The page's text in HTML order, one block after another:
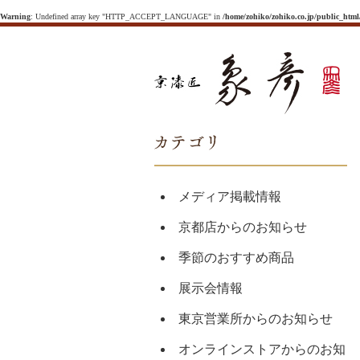
Warning: Undefined array key "HTTP_ACCEPT_LANGUAGE" in /home/zohiko/zohiko.co.jp/
メディア掲載情報
京都店からのお知らせ
季節のおすすめ商品
展示会情報
東京営業所からのお知らせ
オンラインストアからのお知